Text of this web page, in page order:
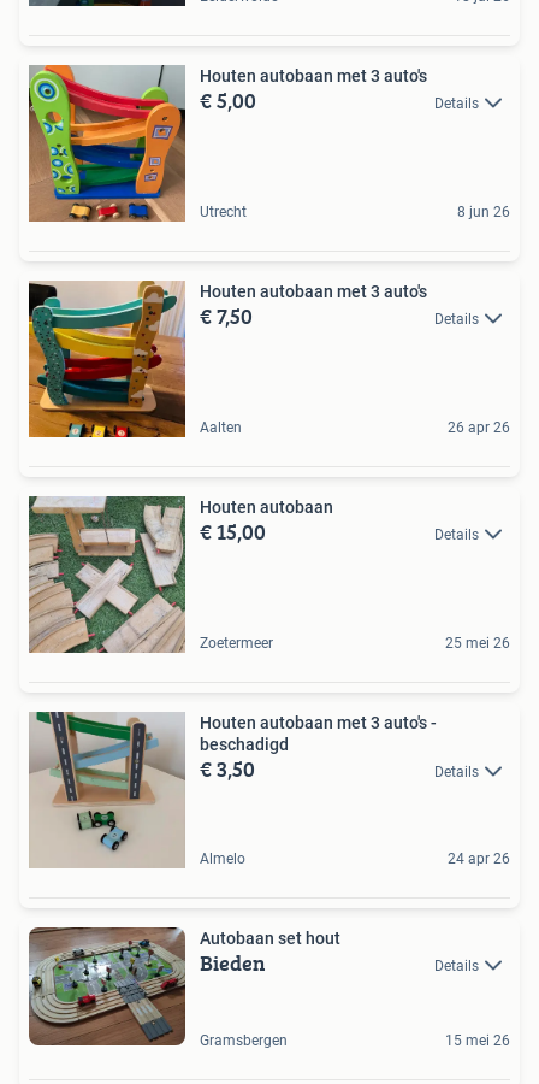
Houten autobaan met 3 auto's
€ 5,00 Details
Utrecht 8 jun 26
Houten autobaan met 3 auto's
€ 7,50 Details
Aalten 26 apr 26
Houten autobaan
€ 15,00 Details
Zoetermeer 25 mei 26
Houten autobaan met 3 auto's -
beschadigd
€ 3,50 Details
Almelo 24 apr 26
Autobaan set hout
Bieden Details
Gramsbergen 15 mei 26